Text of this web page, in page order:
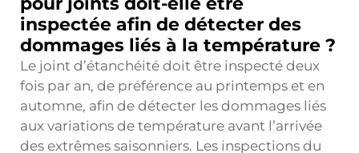
inspectée afin de détecter des
dommages liés à la température ?
Le joint d’étanchéité doit être inspecté deux
fois par an, de préférence au printemps et en
automne, afin de détecter les dommages liés
aux variations de température avant l’arrivée
des extrêmes saisonniers. Les inspections du